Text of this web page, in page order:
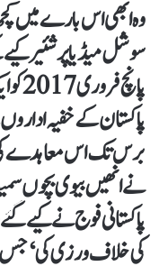
وہ ابھی اس بارے میں
سوشل میڈیا پر شئیر کیے
پاکستان کے خفیہ
برس تک اس معاہدے کی
نے انھیں بیوی بچوں
پاکستانی فوج نے کیے
کی خلاف ورزی کی‘ جس